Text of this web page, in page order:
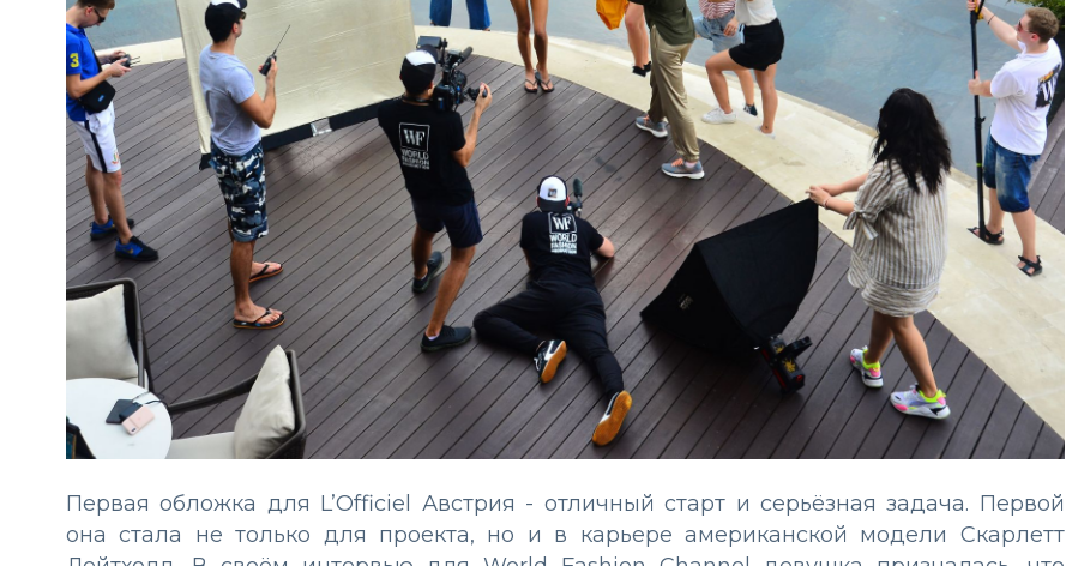
Первая обложка для L’Officiel Австрия - отличный старт и серьёзная задача. Первой
она стала не только для проекта, но и в карьере американской модели Скарлетт